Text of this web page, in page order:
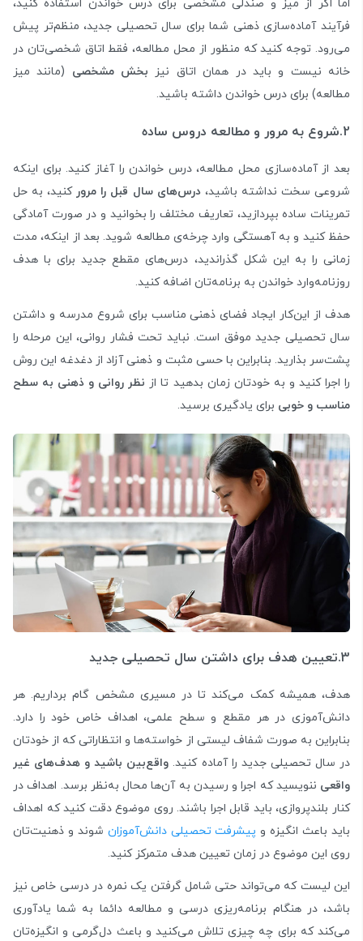
اما اگر از میز و صندلی مشخصی برای درس خواندن استفاده کنید،
فرآیند آماده‌سازی ذهنی شما برای سال تحصیلی جدید، منظم‌تر پیش
می‌رود. توجه کنید که منظور از محل مطالعه، فقط اتاق شخصی‌تان در
خانه نیست و باید در همان اتاق نیز بخش مشخصی (مانند میز
مطالعه) برای درس خواندن داشته باشید.
2.شروع به مرور و مطالعه دروس ساده
بعد از آماده‌سازی محل مطالعه، درس خواندن را آغاز کنید. برای اینکه
شروعی سخت نداشته باشید، درس‌های سال قبل را مرور کنید، به حل
تمرینات ساده بپردازید، تعاریف مختلف را بخوانید و در صورت آمادگی
حفظ کنید و به آهستگی وارد چرخه‌ی مطالعه شوید. بعد از اینکه، مدت
زمانی‌ را به این شکل گذراندید، درس‌های مقطع جدید برای با هدف
روزنامه‌وارد خواندن به برنامه‌تان اضافه کنید.
هدف از این‌کار ایجاد فضای ذهنی مناسب برای شروع مدرسه و داشتن
سال تحصیلی جدید موفق است. نباید تحت فشار روانی، این مرحله را
پشت‌سر بذارید. بنابراین با حسی مثبت و ذهنی آزاد از دغدغه این روش
را اجرا کنید و به خودتان زمان بدهید تا از نظر روانی و ذهنی به سطح
مناسب و خوبی برای یادگیری برسید.
3.تعیین هدف برای داشتن سال تحصیلی جدید
هدف، همیشه کمک می‌کند تا در مسیری مشخص گام برداریم. هر
دانش‌آموزی در هر مقطع و سطح علمی، اهداف خاص خود را دارد.
بنابراین به صورت شفاف لیستی از خواسته‌ها و انتظاراتی که از خودتان
در سال تحصیلی جدید را آماده کنید. واقع‌بین باشید و هدف‌های غیر
واقعی ننویسید که اجرا و رسیدن به آن‌ها محال به‌نظر برسد. اهداف در
کنار بلندپروازی، باید قابل اجرا باشند. روی موضوع دقت کنید که اهداف
باید باعث انگیزه و پیشرفت تحصیلی دانش‌آموزان شوند و ذهنیت‌تان
روی این موضوع در زمان تعیین هدف متمرکز کنید.
این لیست که می‌تواند حتی شامل گرفتن یک نمره در درسی خاص نیز
باشد، در هنگام برنامه‌ریزی درسی و مطالعه دائما به شما یادآوری
می‌کند که برای چه چیزی تلاش می‌کنید و باعث دل‌گرمی و انگیزه‌‌تان